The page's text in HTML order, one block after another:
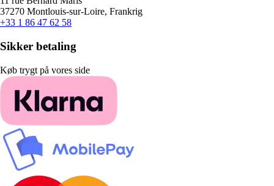
37270 Montlouis-sur-Loire, Frankrig
+33 1 86 47 62 58
Sikker betaling
Køb trygt på vores side